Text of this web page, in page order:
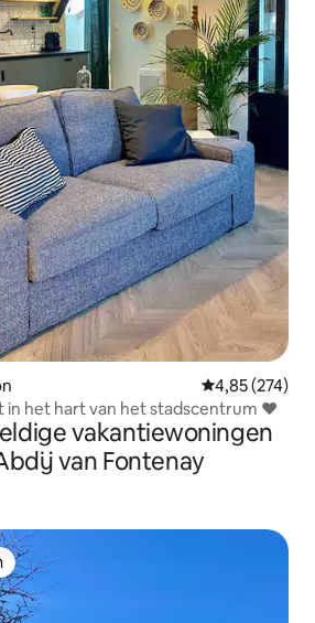
Gemiddelde
4,85 (274)
in het hart van het stadscentrum ❤️
vakantiewoningen
van Fontenay